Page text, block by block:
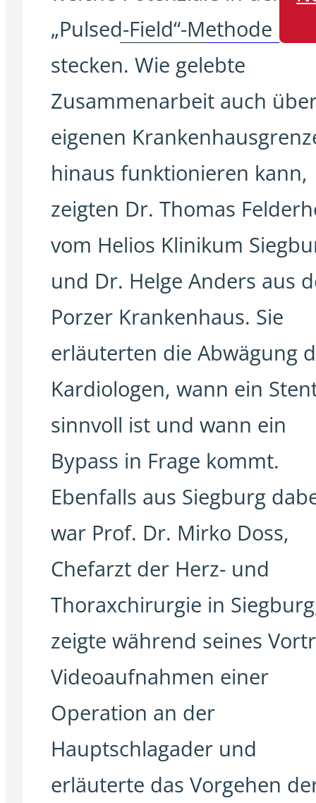
„Pulsed-Field“-Methode
stecken. Wie gelebte
Zusammenarbeit auch
eigenen
hinaus funktionieren kann,
zeigten Dr. Thomas
vom Helios Klinikum
und Dr. Helge Anders aus
Porzer Krankenhaus. Sie
erläuterten die Abwägung
Kardiologen, wann ein
sinnvoll ist und wann ein
Bypass in Frage kommt.
Ebenfalls aus Siegburg
war Prof. Dr. Mirko Doss,
Chefarzt der Herz- und
Thoraxchirurgie in
zeigte während seines
Videoaufnahmen einer
Operation an der
Hauptschlagader und
erläuterte das Vorgehen